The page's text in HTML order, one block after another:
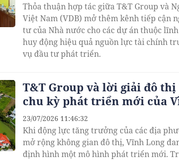
Thỏa thuận hợp tác giữa T&T Group và
Việt Nam (VDB) mở thêm kênh tiếp cận
tư của Nhà nước cho các dự án thuộc
huy động hiệu quả nguồn lực tài chính
vụ đầu tư phát triển.
T&T Group và lời giải đô
chu kỳ phát triển mới của
Khi động lực tăng trưởng của các địa
mở rộng không gian đô thị, Vĩnh Long
định hình một mô hình phát triển mới.
23/07/2026 11:46:32